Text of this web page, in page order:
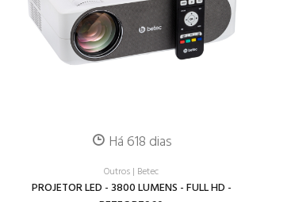
Há 618 dias
Outros | Betec
PROJETOR LED - 3800 LUMENS - FULL HD -